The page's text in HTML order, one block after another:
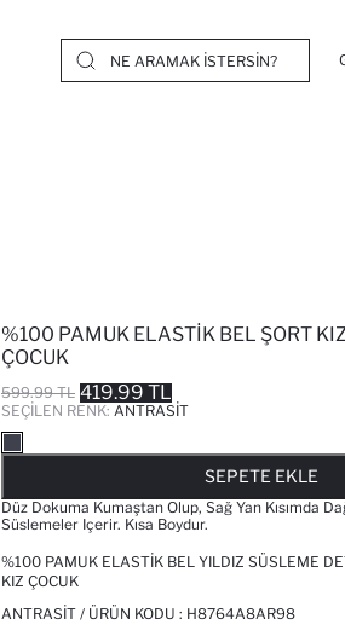
%100 PAMUK ELASTIK BEL ŞORT
ÇOCUK
599.99 TL 419.99 TL
SEÇILEN RENK: ANTRASIT
SEPETE EKLE
Düz Dokuma Kumaştan Olup, Sağ Yan Kısımda
Süslemeler Içerir. Kısa Boydur.
%100 PAMUK ELASTIK BEL YILDIZ SÜSLEME
KIZ ÇOCUK
ANTRASIT / ÜRÜN KODU : H8764A8AR98